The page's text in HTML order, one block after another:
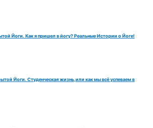
Йоги. Как я пришел в йогу? Реальные Истории о Йоге!
Йоги. Студенческая жизнь,или как мы всё успеваем в